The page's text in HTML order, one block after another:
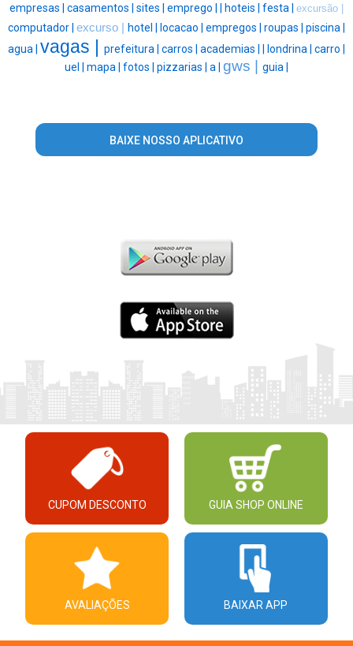
empresas | casamentos | sites | emprego | | hoteis | festa | excursão |
computador | excurso | hotel | locacao | empregos | roupas | piscina |
agua | vagas | prefeitura | carros | academias | | londrina | carro |
uel | mapa | fotos | pizzarias | a | gws | guia |
BAIXE NOSSO APLICATIVO
CUPOM DESCONTO GUIA SHOP ONLINE
AVALIAÇÕES BAIXAR APP